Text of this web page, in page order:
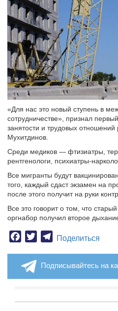
«Для нас это новый ступень в
сотрудничестве», признал
занятости и трудовых отношений
Мухитдинов.
Среди медиков — фтизиатры,
рентгенологи, психиатры-
Все мигранты будут
того, каждый сдаст экзамен на
после этого получит на руки
Все это говорит о том, что
оргнабор получил второе
Facebook
TwitterTelegram
Поделиться
Подписывайтесь на